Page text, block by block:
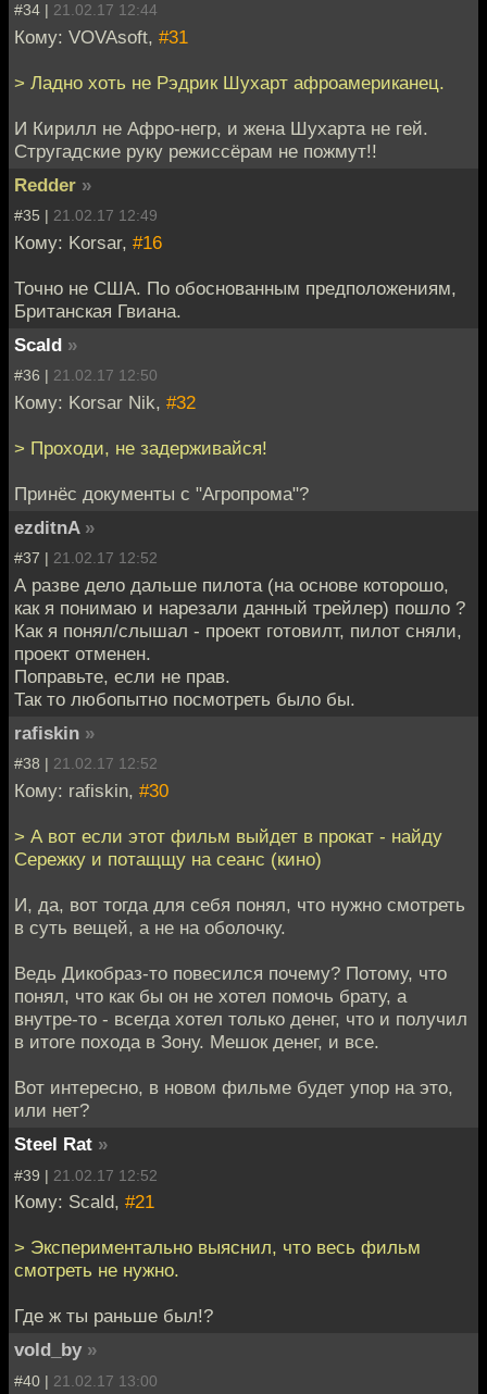
#34 | 21.02.17 12:44
Кому: VOVAsoft, #31
> Ладно хоть не Рэдрик Шухарт афроамериканец.
И Кирилл не Афро-негр, и жена Шухарта не гей.
Стругадские руку режиссёрам не пожмут!!
Redder »
#35 | 21.02.17 12:49
Кому: Korsar, #16
Точно не США. По обоснованным предположениям,
Британская Гвиана.
Scald »
#36 | 21.02.17 12:50
Кому: Korsar Nik, #32
> Проходи, не задерживайся!
Принёс документы с "Агропрома"?
ezditnA »
#37 | 21.02.17 12:52
А разве дело дальше пилота (на основе которошо,
как я понимаю и нарезали данный трейлер) пошло ?
Как я понял/слышал - проект готовилт, пилот сняли,
проект отменен.
Поправьте, если не прав.
Так то любопытно посмотреть было бы.
rafiskin »
#38 | 21.02.17 12:52
Кому: rafiskin, #30
> А вот если этот фильм выйдет в прокат - найду
Сережку и потащщу на сеанс (кино)
И, да, вот тогда для себя понял, что нужно смотреть
в суть вещей, а не на оболочку.
Ведь Дикобраз-то повесился почему? Потому, что
понял, что как бы он не хотел помочь брату, а
внутре-то - всегда хотел только денег, что и получил
в итоге похода в Зону. Мешок денег, и все.
Вот интересно, в новом фильме будет упор на это,
или нет?
Steel Rat »
#39 | 21.02.17 12:52
Кому: Scald, #21
> Экспериментально выяснил, что весь фильм
смотреть не нужно.
Где ж ты раньше был!?
vold_by »
#40 | 21.02.17 13:00